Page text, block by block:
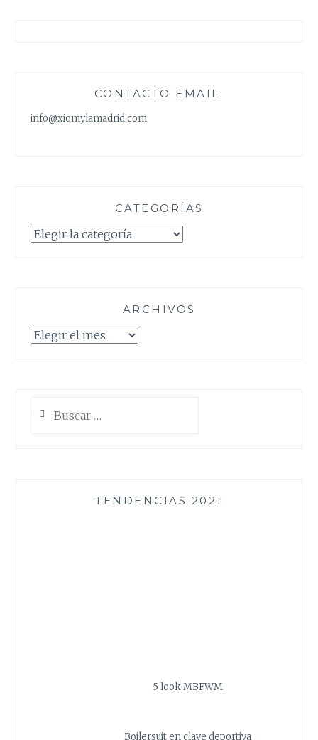
CONTACTO EMAIL:
info@xiomylamadrid.com
CATEGORÍAS
Categorías
ARCHIVOS
Archivos
TENDENCIAS 2021
5 look MBFWM
Boilersuit en clave deportiva